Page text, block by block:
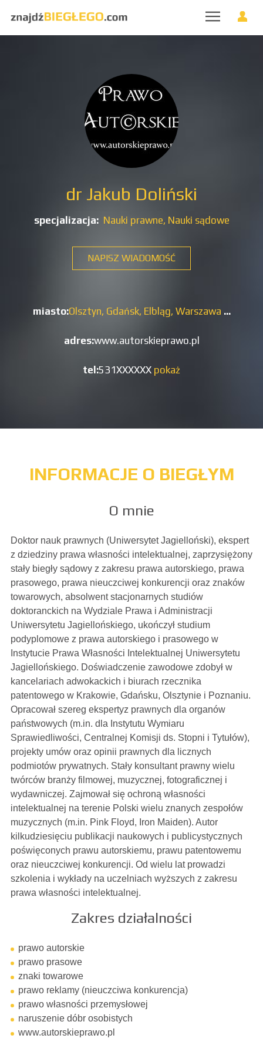
dr Jakub Doliński
specjalizacja: Nauki prawne, Nauki sądowe
NAPISZ WIADOMOŚĆ
miasto:Olsztyn, Gdańsk, Elbląg, Warszawa ...
adres:www.autorskieprawo.pl
tel:531XXXXXX pokaż
INFORMACJE O BIEGŁYM
O mnie
Doktor nauk prawnych (Uniwersytet Jagielloński), ekspert
z dziedziny prawa własności intelektualnej, zaprzysiężony
stały biegły sądowy z zakresu prawa autorskiego, prawa
prasowego, prawa nieuczciwej konkurencji oraz znaków
towarowych, absolwent stacjonarnych studiów
doktoranckich na Wydziale Prawa i Administracji
Uniwersytetu Jagiellońskiego, ukończył studium
podyplomowe z prawa autorskiego i prasowego w
Instytucie Prawa Własności Intelektualnej Uniwersytetu
Jagiellońskiego. Doświadczenie zawodowe zdobył w
kancelariach adwokackich i biurach rzecznika
patentowego w Krakowie, Gdańsku, Olsztynie i Poznaniu.
Opracował szereg ekspertyz prawnych dla organów
państwowych (m.in. dla Instytutu Wymiaru
Sprawiedliwości, Centralnej Komisji ds. Stopni i Tytułów),
projekty umów oraz opinii prawnych dla licznych
podmiotów prywatnych. Stały konsultant prawny wielu
twórców branży filmowej, muzycznej, fotograficznej i
wydawniczej. Zajmował się ochroną własności
intelektualnej na terenie Polski wielu znanych zespołów
muzycznych (m.in. Pink Floyd, Iron Maiden). Autor
kilkudziesięciu publikacji naukowych i publicystycznych
poświęconych prawu autorskiemu, prawu patentowemu
oraz nieuczciwej konkurencji. Od wielu lat prowadzi
szkolenia i wykłady na uczelniach wyższych z zakresu
prawa własności intelektualnej.
Zakres działalności
prawo autorskie
prawo prasowe
znaki towarowe
prawo reklamy (nieuczciwa konkurencja)
prawo własności przemysłowej
naruszenie dóbr osobistych
www.autorskieprawo.pl